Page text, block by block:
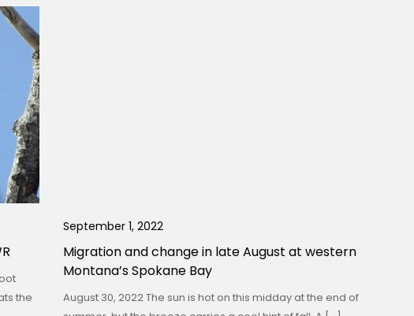
the
September 1, 2022
Migration and change in late August at western
Montana’s Spokane Bay
August 30, 2022 The sun is hot on this midday at the end of